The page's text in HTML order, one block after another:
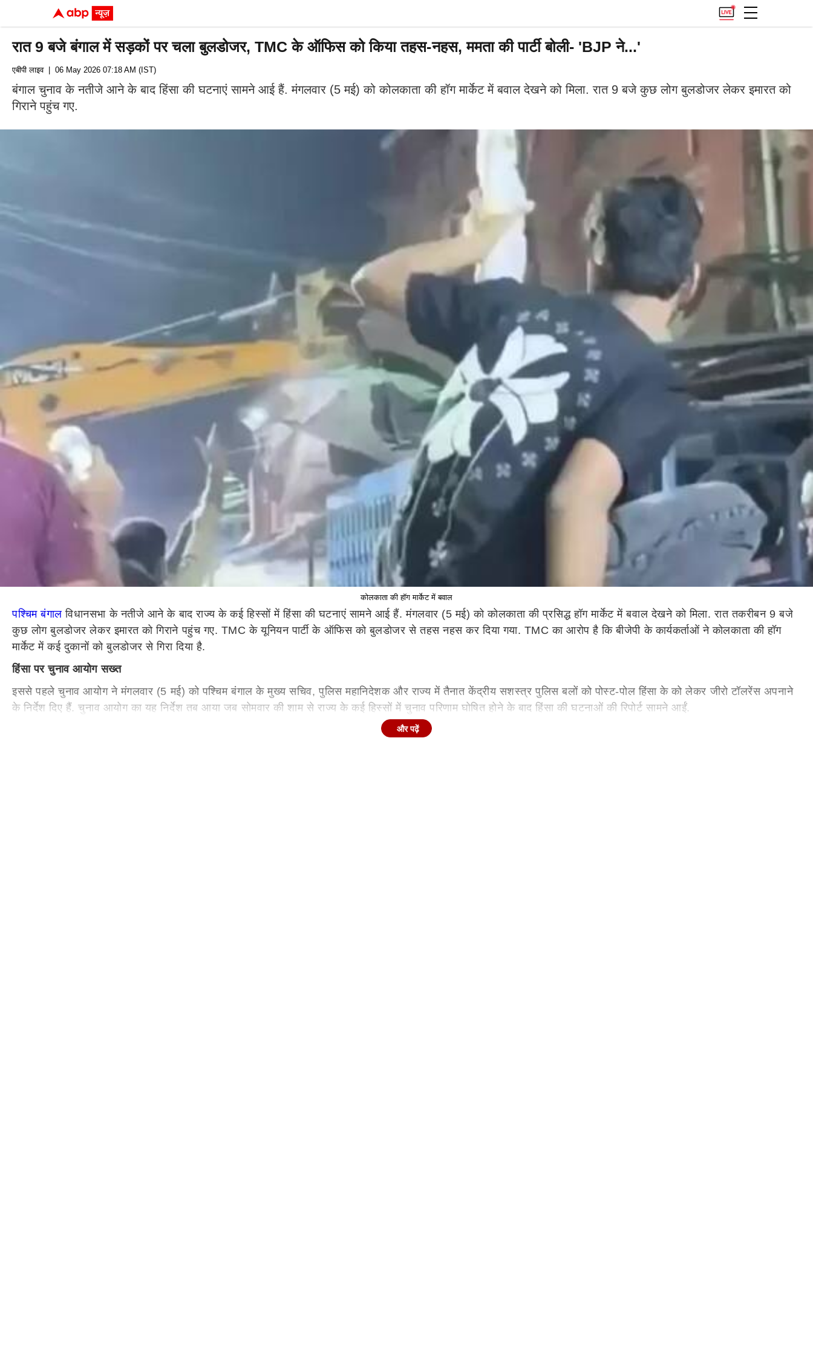
रात 9 बजे बंगाल में सड़कों पर चला बुलडोजर, TMC के ऑफिस को किया तहस-नहस, ममता की पार्टी बोली- 'BJP ने...'
एबीपी लाइव| 06 May 2026 07:18 AM (IST)
बंगाल चुनाव के नतीजे आने के बाद हिंसा की घटनाएं सामने आई हैं. मंगलवार (5 मई) को कोलकाता की हॉग मार्केट में बवाल देखने को मिला. रात 9 बजे कुछ लोग बुलडोजर लेकर इमारत को
गिराने पहुंच गए.
कोलकाता की हॉग मार्केट में बवाल
पश्चिम बंगाल विधानसभा के नतीजे आने के बाद राज्य के कई हिस्सों में हिंसा की घटनाएं सामने आई हैं. मंगलवार (5 मई) को कोलकाता की प्रसिद्ध हॉग मार्केट में बवाल देखने को मिला. रात तकरीबन 9 बजे
कुछ लोग बुलडोजर लेकर इमारत को गिराने पहुंच गए. TMC के यूनियन पार्टी के ऑफिस को बुलडोजर से तहस नहस कर दिया गया. TMC का आरोप है कि बीजेपी के कार्यकर्ताओं ने कोलकाता की हॉग
मार्केट में कई दुकानों को बुलडोजर से गिरा दिया है.
हिंसा पर चुनाव आयोग सख्त
इससे पहले चुनाव आयोग ने मंगलवार (5 मई) को पश्चिम बंगाल के मुख्य सचिव, पुलिस महानिदेशक और राज्य में तैनात केंद्रीय सशस्त्र पुलिस बलों को पोस्ट-पोल हिंसा के को लेकर जीरो टॉलरेंस अपनाने
के निर्देश दिए हैं. चुनाव आयोग का यह निर्देश तब आया जब सोमवार की शाम से राज्य के कई हिस्सों में चुनाव परिणाम घोषित होने के बाद हिंसा की घटनाओं की रिपोर्ट सामने आईं.
और पढ़ें